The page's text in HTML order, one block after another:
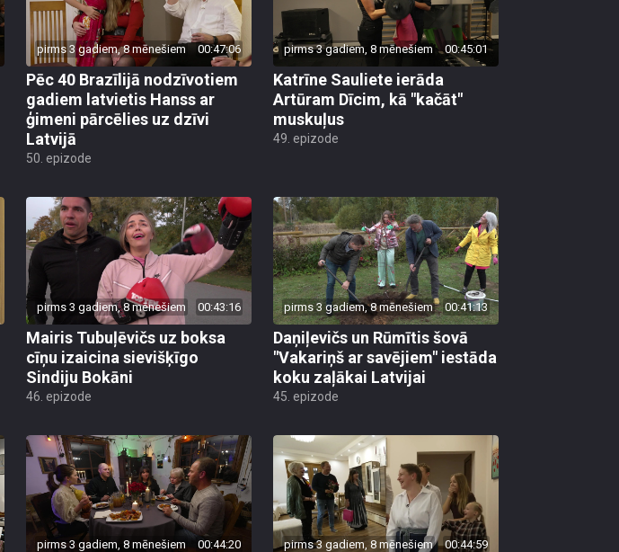
pirms 3 gadiem, 8 mēnešiem 00:47:06
Pēc 40 Brazīlijā nodzīvotiem
gadiem latvietis Hanss ar
ģimeni pārcēlies uz dzīvi
Latvijā
50. epizode
pirms 3 gadiem, 8 mēnešiem 00:45:01
Katrīne Sauliete ierāda
Artūram Dīcim, kā "kačāt"
muskuļus
49. epizode
pirms 3 gadiem, 8 mēnešiem 00:43:16
Mairis Tubuļēvičs uz boksa
cīņu izaicina sievišķīgo
Sindiju Bokāni
46. epizode
pirms 3 gadiem, 8 mēnešiem 00:41:13
Daņiļevičs un Rūmītis šovā
"Vakariņš ar savējiem" iestāda
koku zaļākai Latvijai
45. epizode
pirms 3 gadiem, 8 mēnešiem 00:44:20 pirms 3 gadiem, 8 mēnešiem 00:44:59